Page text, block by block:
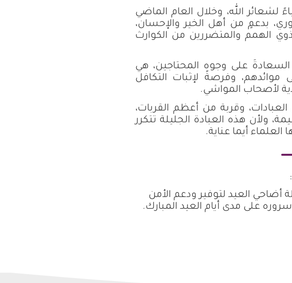
الله، وخلال العام الماضي
الشمال السوري، بدعمٍ من أهل الخير والإحسان،
الهمم والمتضررين من الكوارث
على وجوه المحتاجين، هي
وفرصةً لإثبات التكافل
لأصحاب المواشي.
وقربة من أعظم القربات،
ولأن هذه العبادة الجليلة تتكرر
أيما عناية.
العيد لتوفير ودعم الأمن
على مدى أيام العيد المبارك.